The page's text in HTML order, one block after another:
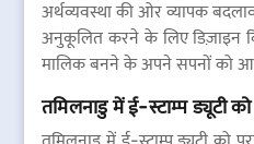
अर्थव्यवस्था की ओर व्यापक
अनुकूलित करने के लिए डिज़ाइन
मालिक बनने के अपने सपनों को
तमिलनाडु में ई-स्टाम्प ड्यूटी